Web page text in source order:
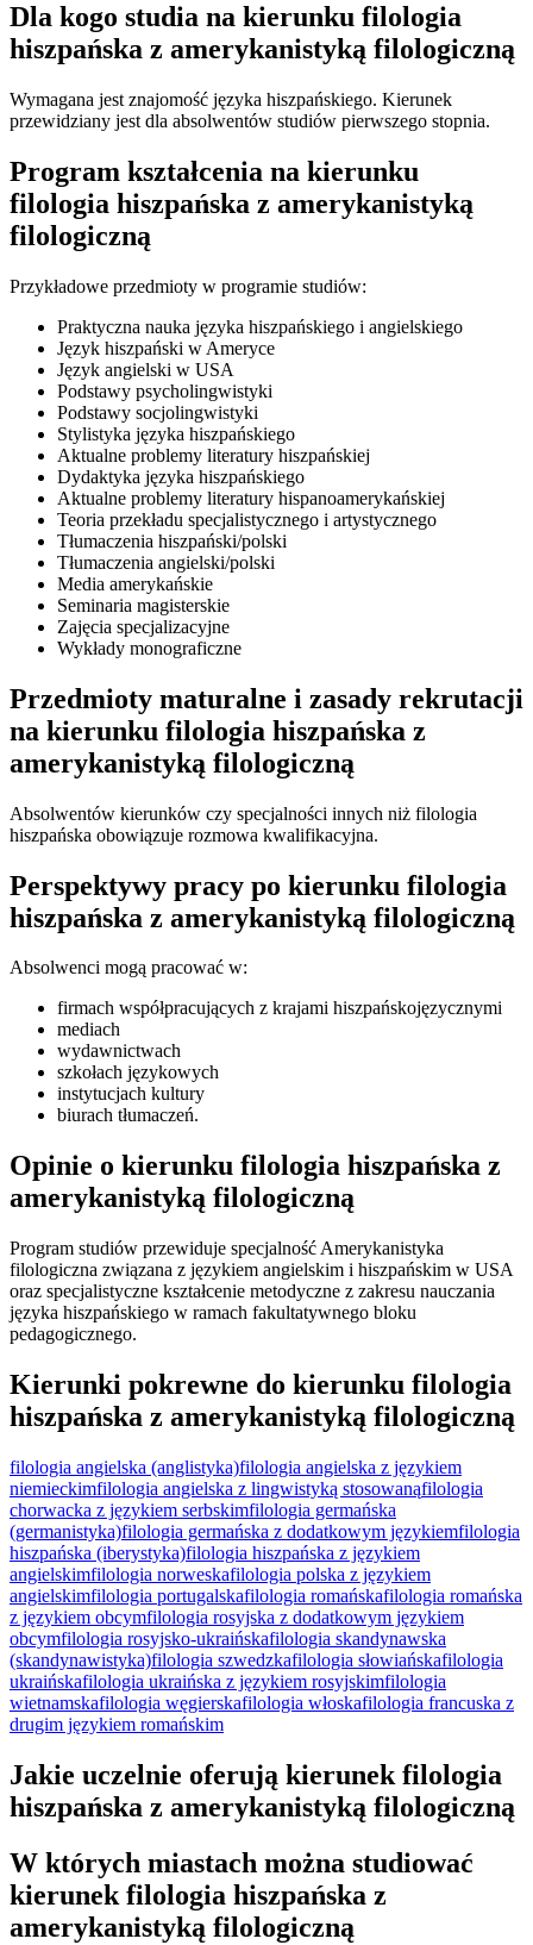
Dla kogo studia na kierunku filologia
hiszpańska z amerykanistyką filologiczną
Wymagana jest znajomość języka hiszpańskiego. Kierunek
przewidziany jest dla absolwentów studiów pierwszego stopnia.
Program kształcenia na kierunku
filologia hiszpańska z amerykanistyką
filologiczną
Przykładowe przedmioty w programie studiów:
Praktyczna nauka języka hiszpańskiego i angielskiego
Język hiszpański w Ameryce
Język angielski w USA
Podstawy psycholingwistyki
Podstawy socjolingwistyki
Stylistyka języka hiszpańskiego
Aktualne problemy literatury hiszpańskiej
Dydaktyka języka hiszpańskiego
Aktualne problemy literatury hispanoamerykańskiej
Teoria przekładu specjalistycznego i artystycznego
Tłumaczenia hiszpański/polski
Tłumaczenia angielski/polski
Media amerykańskie
Seminaria magisterskie
Zajęcia specjalizacyjne
Wykłady monograficzne
Przedmioty maturalne i zasady rekrutacji
na kierunku filologia hiszpańska z
amerykanistyką filologiczną
Absolwentów kierunków czy specjalności innych niż filologia
hiszpańska obowiązuje rozmowa kwalifikacyjna.
Perspektywy pracy po kierunku filologia
hiszpańska z amerykanistyką filologiczną
Absolwenci mogą pracować w:
firmach współpracujących z krajami hiszpańskojęzycznymi
mediach
wydawnictwach
szkołach językowych
instytucjach kultury
biurach tłumaczeń.
Opinie o kierunku filologia hiszpańska z
amerykanistyką filologiczną
Program studiów przewiduje specjalność Amerykanistyka
filologiczna związana z językiem angielskim i hiszpańskim w USA
oraz specjalistyczne kształcenie metodyczne z zakresu nauczania
języka hiszpańskiego w ramach fakultatywnego bloku
pedagogicznego.
Kierunki pokrewne do kierunku filologia
hiszpańska z amerykanistyką filologiczną
filologia angielska (anglistyka)filologia angielska z językiem
niemieckimfilologia angielska z lingwistyką stosowanąfilologia
chorwacka z językiem serbskimfilologia germańska
(germanistyka)filologia germańska z dodatkowym językiemfilologia
hiszpańska (iberystyka)filologia hiszpańska z językiem
angielskimfilologia norweskafilologia polska z językiem
angielskimfilologia portugalskafilologia romańskafilologia romańska
z językiem obcymfilologia rosyjska z dodatkowym językiem
obcymfilologia rosyjsko-ukraińskafilologia skandynawska
(skandynawistyka)filologia szwedzkafilologia słowiańskafilologia
ukraińskafilologia ukraińska z językiem rosyjskimfilologia
wietnamskafilologia węgierskafilologia włoskafi­lologia fran­cu­ska z
drugim językiem ro­mańskim
Jakie uczelnie oferują kierunek filologia
hiszpańska z amerykanistyką filologiczną
W których miastach można studiować
kierunek filologia hiszpańska z
amerykanistyką filologiczną